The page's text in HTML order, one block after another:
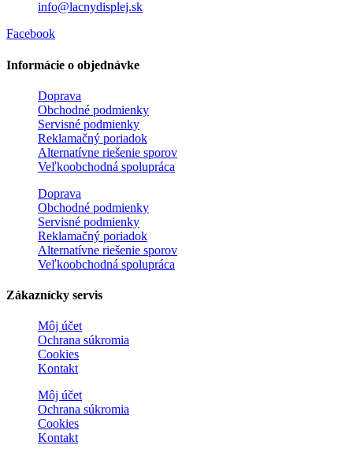
info@lacnydisplej.sk
Facebook
Informácie o objednávke
Doprava
Obchodné podmienky
Servisné podmienky
Reklamačný poriadok
Alternatívne riešenie sporov
Veľkoobchodná spolupráca
Doprava
Obchodné podmienky
Servisné podmienky
Reklamačný poriadok
Alternatívne riešenie sporov
Veľkoobchodná spolupráca
Zákaznícky servis
Môj účet
Ochrana súkromia
Cookies
Kontakt
Môj účet
Ochrana súkromia
Cookies
Kontakt